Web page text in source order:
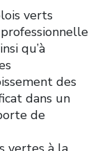
verts
qu’à
des
dans un
de